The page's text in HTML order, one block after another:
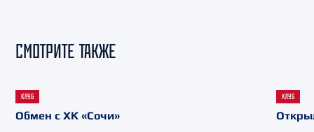
СМОТРИТЕ ТАКЖЕ
КЛУБ
Обмен с ХК «Сочи»
КЛУБ